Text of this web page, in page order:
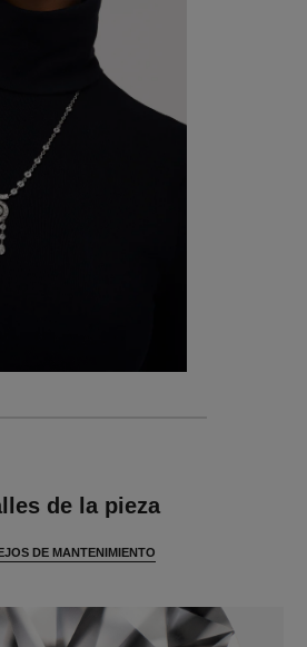
de la pieza
DE MANTENIMIENTO